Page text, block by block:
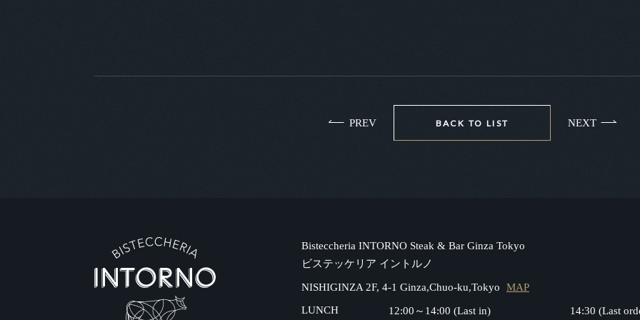
PREV BACK TO LIST NEXT
Bisteccheria INTORNO Steak & Bar Ginza Tokyo
ビステッケリア イントルノ
NISHIGINZA 2F, 4-1 Ginza,Chuo-ku,Tokyo
MAP
LUNCH
12:00～14:00 (Last in) 14:30 (Last